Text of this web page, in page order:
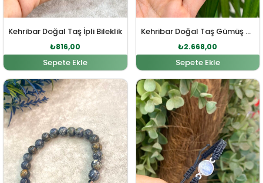
Kehribar Doğal Taş İpli Bileklik
₺816,00
Sepete Ekle
Kehribar Doğal Taş Gümüş Bileklik
₺2.668,00
Sepete Ekle
Orijinal fiyat: ₺1.164,00.
Şu andaki fiyat: ₺1.058,00.Orijinal fiyat:Şu andaki